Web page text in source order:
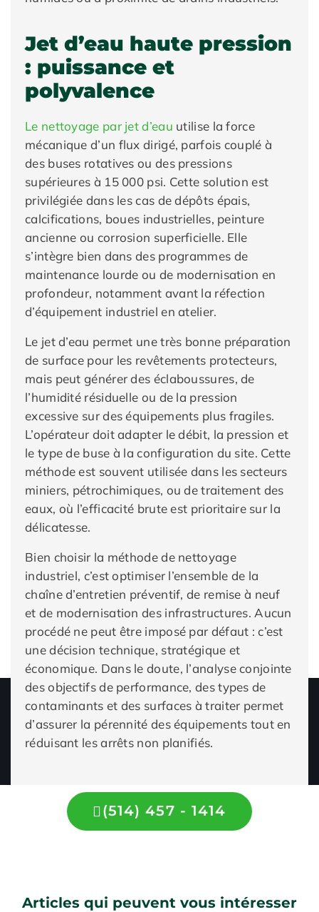
Jet d’eau haute pression
: puissance et
polyvalence
Le nettoyage par jet d’eau utilise la force
mécanique d’un flux dirigé, parfois couplé à
des buses rotatives ou des pressions
supérieures à 15 000 psi. Cette solution est
privilégiée dans les cas de dépôts épais,
calcifications, boues industrielles, peinture
ancienne ou corrosion superficielle. Elle
s’intègre bien dans des programmes de
maintenance lourde ou de modernisation en
profondeur, notamment avant la réfection
d’équipement industriel en atelier.
Le jet d’eau permet une très bonne préparation
de surface pour les revêtements protecteurs,
mais peut générer des éclaboussures, de
l’humidité résiduelle ou de la pression
excessive sur des équipements plus fragiles.
L’opérateur doit adapter le débit, la pression et
le type de buse à la configuration du site. Cette
méthode est souvent utilisée dans les secteurs
miniers, pétrochimiques, ou de traitement des
eaux, où l’efficacité brute est prioritaire sur la
délicatesse.
Bien choisir la méthode de nettoyage
industriel, c’est optimiser l’ensemble de la
chaîne d’entretien préventif, de remise à neuf
et de modernisation des infrastructures. Aucun
procédé ne peut être imposé par défaut : c’est
une décision technique, stratégique et
économique. Dans le doute, l’analyse conjointe
des objectifs de performance, des types de
contaminants et des surfaces à traiter permet
d’assurer la pérennité des équipements tout en
réduisant les arrêts non planifiés.
(514) 457 - 1414
Articles qui peuvent vous intéresser